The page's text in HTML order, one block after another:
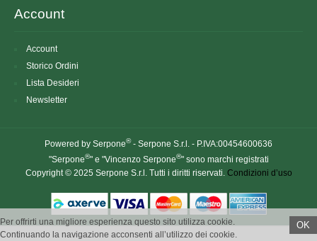
Account
Account
Storico Ordini
Lista Desideri
Newsletter
Powered by Serpone®- Serpone S.r.l. - P.IVA:00454600636
"Serpone®" e "Vincenzo Serpone®" sono marchi registrati
Copyright © 2025 Serpone S.r.l. Tutti i diritti riservati. Condizioni d’uso
OK
Per offrirti una migliore esperienza questo sito utilizza cookie.
Continuando la navigazione acconsenti all’utilizzo dei cookie.